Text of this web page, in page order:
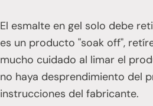
El esmalte en gel solo debe
es un producto "soak off",
mucho cuidado al limar el
no haya desprendimiento del
instrucciones del fabricante.